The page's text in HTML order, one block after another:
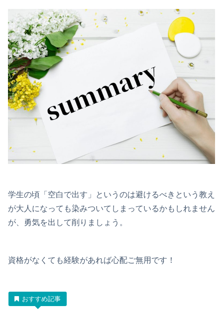
学生の頃「空白で出す」というのは避けるべきという教え
が大人になっても染みついてしまっているかもしれません
が、勇気を出して削りましょう。
資格がなくても経験があれば心配ご無用です！
おすすめ記事